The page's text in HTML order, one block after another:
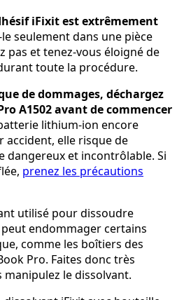
iFixit est extrêmement
seulement dans une pièce
pas et tenez-vous éloigné de
toute la procédure.
de dommages, déchargez
A1502 avant de commencer
lithium-ion encore
accident, elle risque de
dangereux et incontrôlable. Si
prenez les précautions
utilisé pour dissoudre
endommager certains
comme les boîtiers des
Pro. Faites donc très
le dissolvant.